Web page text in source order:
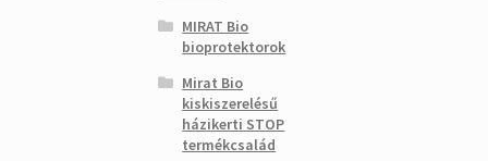
MIRAT Bio
bioprotektorok
Mirat Bio
kiskiszerelésű
házikerti STOP
termékcsalád